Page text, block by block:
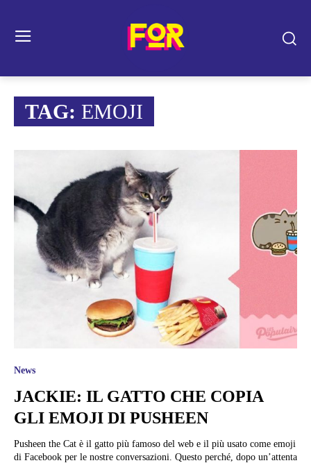
TAG: EMOJI
News
JACKIE: IL GATTO CHE COPIA
GLI EMOJI DI PUSHEEN
Pusheen the Cat è il gatto più famoso del web e il più usato come emoji
di Facebook per le nostre conversazioni. Questo perché, dopo un’attenta